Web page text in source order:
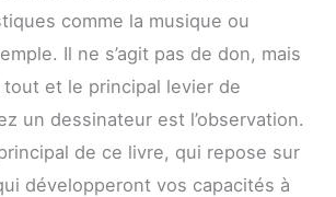
comme la musique ou
Il ne s’agit pas de don, mais
tout et le principal levier de
un dessinateur est l’observation.
de ce livre, qui repose sur
développeront vos capacités à